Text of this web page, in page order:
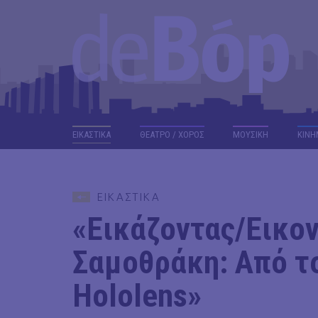
ΕΙΚΑΣΤΙΚΑ ΘΕΑΤΡΟ / ΧΟΡΟΣ ΜΟΥΣΙΚΗ
ΕΙΚΑΣΤΙΚΑ
«Εικάζοντας/
Σαμοθράκη: Από
Hololens»